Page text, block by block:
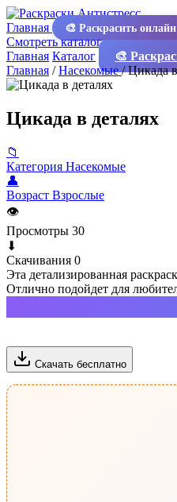
Главная 🎨 Раскрасить онлайн
Смотреть каталог
Главная Каталог 🎨
Главная /Насекомые/Цикада
Цикада в деталях
📁
Категория Насекомые
👤
Возраст Взрослые
👁
Просмотры 30
⬇
Скачивания 0
Эта детализированная
Отлично подойдет для
Скачать бесплатно